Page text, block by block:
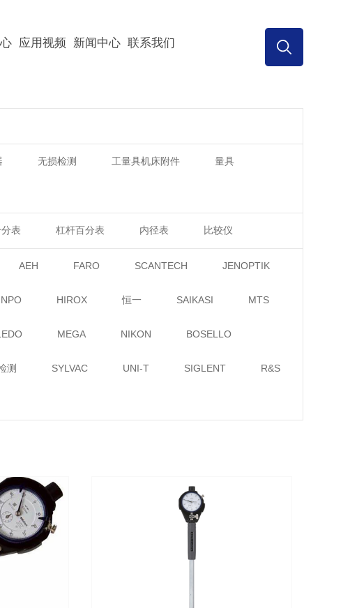
应用视频 新闻中心 联系我们
无损检测 工量具机床附件 量具
表 杠杆百分表 内径表 比较仪
AEH FARO SCANTECH JENOPTIK
HIROX 恒一 SAIKASI MTS
MEGA NIKON BOSELLO
测 SYLVAC UNI-T SIGLENT R&S